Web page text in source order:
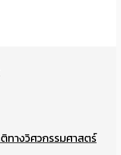
ทางวิศวกรรมศาสตร์